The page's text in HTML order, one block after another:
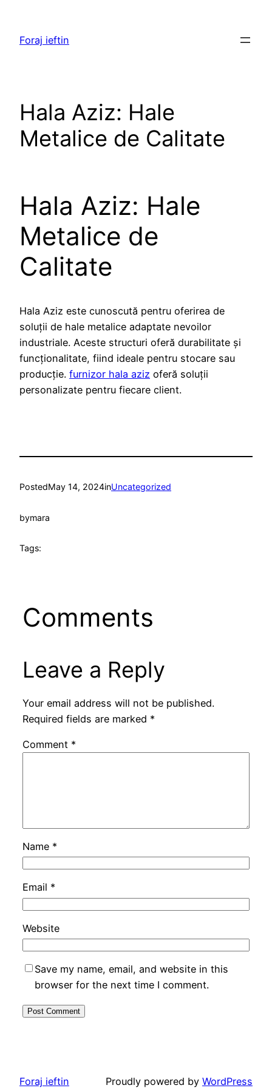
content
Foraj ieftin
Hala Aziz: Hale
Metalice de Calitate
Hala Aziz: Hale
Metalice de
Calitate
Hala Aziz este cunoscută pentru oferirea de
soluții de hale metalice adaptate nevoilor
industriale. Aceste structuri oferă durabilitate și
funcționalitate, fiind ideale pentru stocare sau
producție. furnizor hala aziz oferă soluții
personalizate pentru fiecare client.
PostedMay 14, 2024inUncategorized
bymara
Tags:
Comments
Leave a Reply
Your email address will not be published.
Required fields are marked *
Comment *
Name *
Email *
Website
Save my name, email, and website in this
browser for the next time I comment.
Foraj ieftin Proudly powered by WordPress